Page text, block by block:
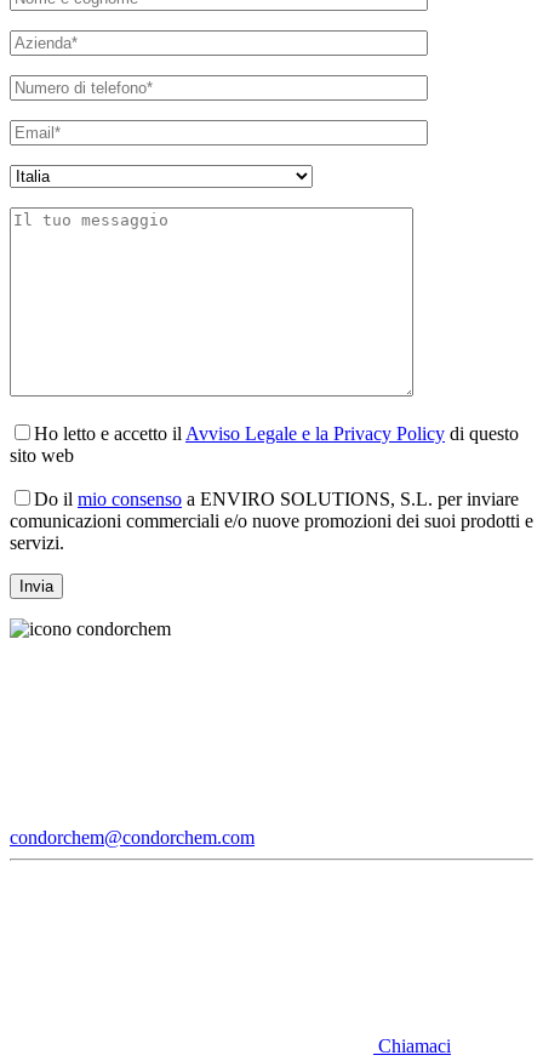
Ho letto e accetto ilAvviso Legale e la Privacy Policy di questo
sito web
Do il mio consenso a ENVIRO SOLUTIONS, S.L. per inviare
comunicazioni commerciali e/o nuove promozioni dei suoi prodotti e
servizi.
condorchem@condorchem.com
Chiamaci